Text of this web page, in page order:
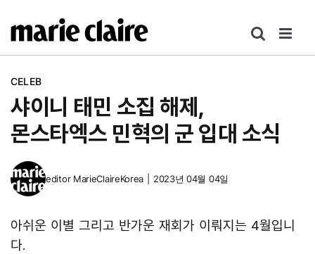
텐
건CELEB
샤이니 태민 소집 해제,
몬스타엑스 민혁의 군 입대 소식
editor MarieClaireKorea 2023년 04월 04일
아쉬운 이별 그리고 반가운 재회가 이뤄지는 4월입니
다.